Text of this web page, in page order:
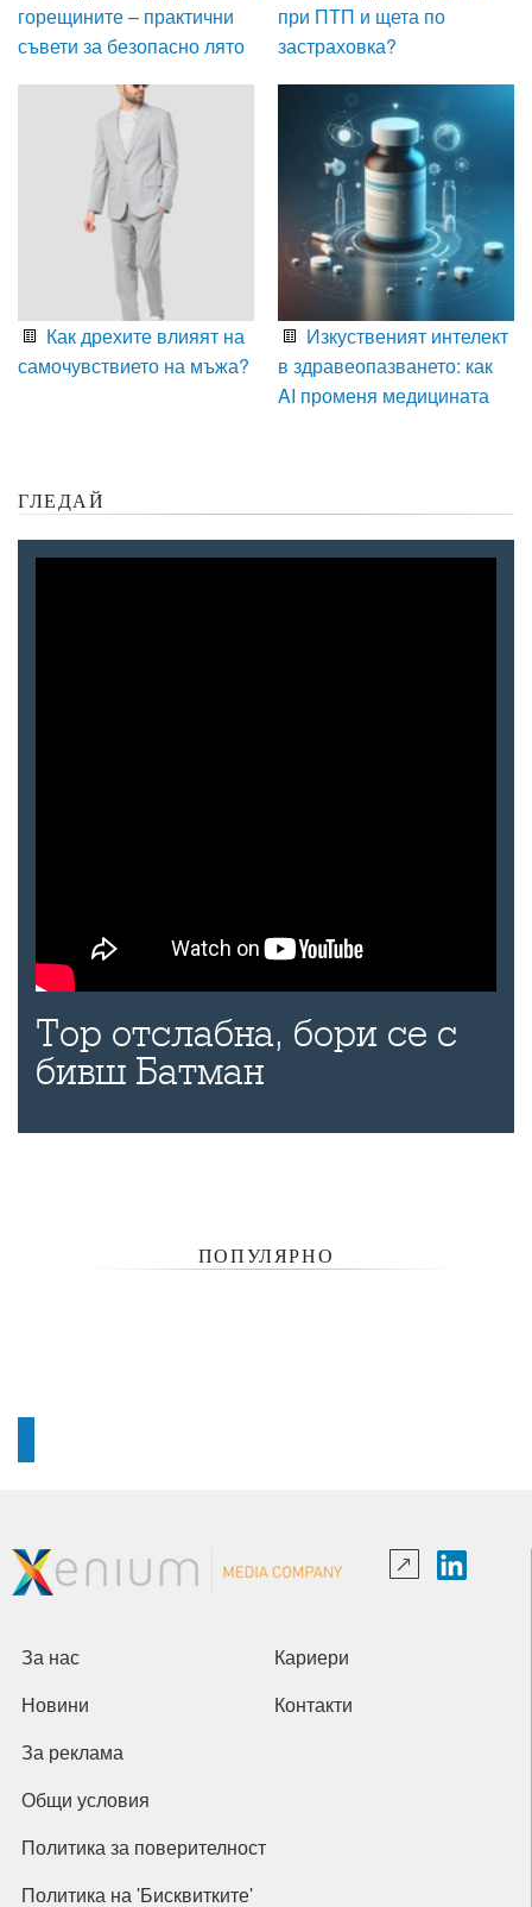
горещините – практични
съвети за безопасно лято
при ПТП и щета по
застраховка?
Как дрехите влияят на
самочувствието на мъжа?
Изкуственият интелект
в здравеопазването: как
AI променя медицината
ГЛЕДАЙ
Тор отслабна, бори се с
бивш Батман
ПОПУЛЯРНО
За нас Кариери
Новини Контакти
За реклама
Общи условия
Политика за поверителност
Политика на 'Бисквитките'